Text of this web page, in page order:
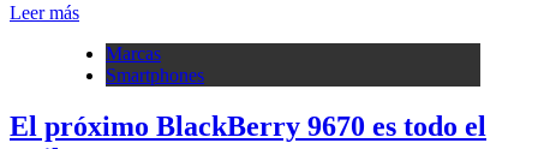
Leer más
Marcas
Smartphones
El próximo BlackBerry 9670 es todo el